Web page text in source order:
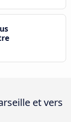
et vers